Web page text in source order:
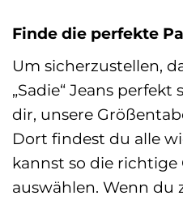
Finde die perfekte
Um sicherzustellen,
„Sadie“ Jeans
dir, unsere
Dort findest du alle
kannst so die richtige
auswählen. Wenn du